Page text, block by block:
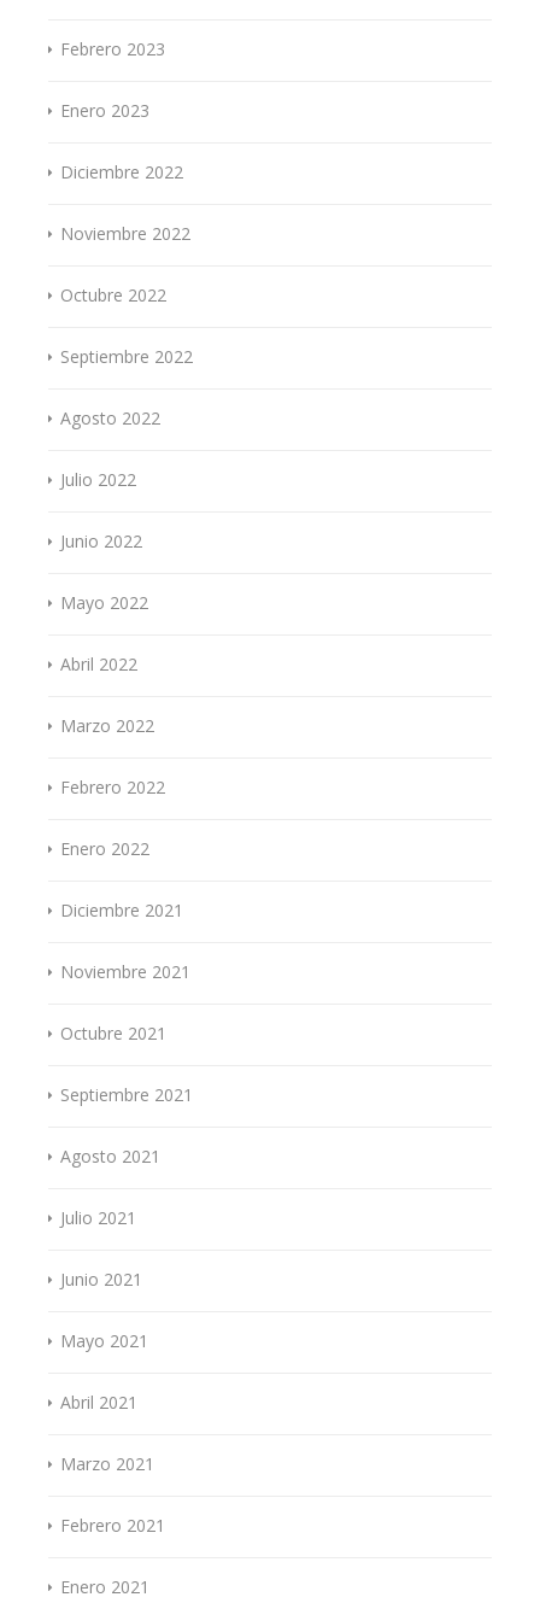
Febrero 2023
Enero 2023
Diciembre 2022
Noviembre 2022
Octubre 2022
Septiembre 2022
Agosto 2022
Julio 2022
Junio 2022
Mayo 2022
Abril 2022
Marzo 2022
Febrero 2022
Enero 2022
Diciembre 2021
Noviembre 2021
Octubre 2021
Septiembre 2021
Agosto 2021
Julio 2021
Junio 2021
Mayo 2021
Abril 2021
Marzo 2021
Febrero 2021
Enero 2021